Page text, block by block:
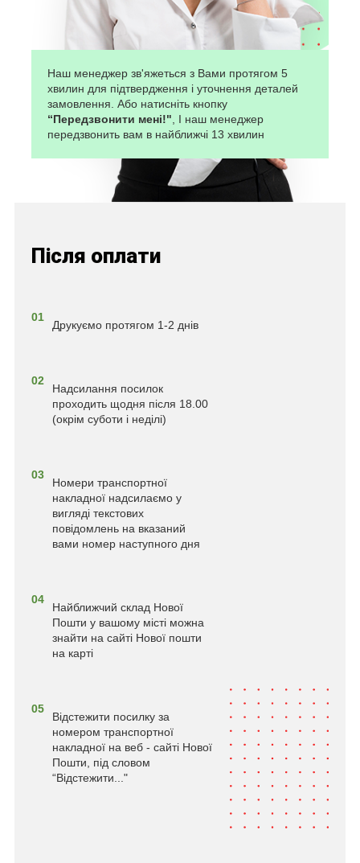
Наш менеджер зв'яжеться з Вами протягом 5
хвилин для підтвердження і уточнення деталей
замовлення. Або натисніть кнопку
“Передзвонити мені!", І наш менеджер
передзвонить вам в найближчі 13 хвилин
Після оплати
01
Друкуємо протягом 1-2 днів
02
Надсилання посилок
проходить щодня після 18.00
(окрім суботи і неділі)
03
Номери транспортної
накладної надсилаємо у
вигляді текстових
повідомлень на вказаний
вами номер наступного дня
04
Найближчий склад Нової
Пошти у вашому місті можна
знайти на сайті Нової пошти
на карті
05
Відстежити посилку за
номером транспортної
накладної на веб - сайті Нової
Пошти, під словом
“Відстежити..."